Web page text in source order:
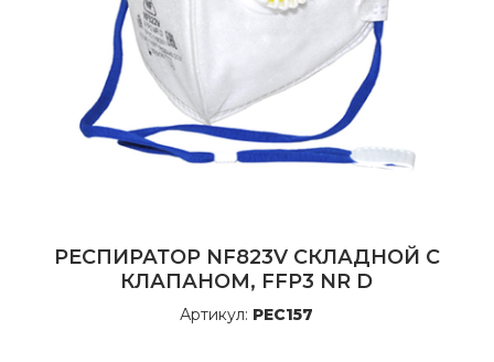
РЕСПИРАТОР NF823V СКЛАДНОЙ С
КЛАПАНОМ, FFP3 NR D
Артикул: РЕС157